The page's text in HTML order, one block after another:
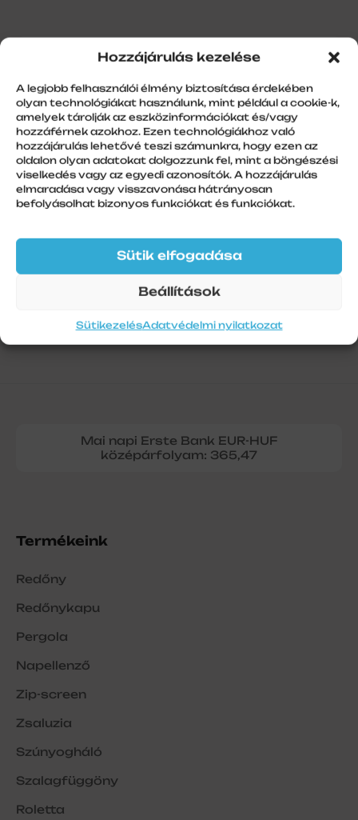
Hozzájárulás kezelése
A legjobb felhasználói élmény biztosítása érdekében
olyan technológiákat használunk, mint például a cookie-k,
amelyek tárolják az eszközinformációkat és/vagy
hozzáférnek azokhoz. Ezen technológiákhoz való
hozzájárulás lehetővé teszi számunkra, hogy ezen az
oldalon olyan adatokat dolgozzunk fel, mint a böngészési
viselkedés vagy az egyedi azonosítók. A hozzájárulás
elmaradása vagy visszavonása hátrányosan
befolyásolhat bizonyos funkciókat és funkciókat.
Sütik elfogadása
Beállítások
SütikezelésAdatvédelmi nyilatkozat
Tokvég Vági mart 180/20-natur
További információk
Szálhossz
1
Mai napi Erste Bank EUR-HUF
középárfolyam: 365,47
Termékeink
Redőny
Redőnykapu
Pergola
Napellenző
Zip-screen
Zsaluzia
Szúnyogháló
Szalagfüggöny
Roletta